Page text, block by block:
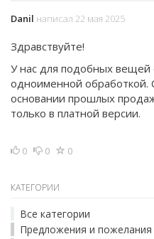
Danil написал 22 мая 2025
Здравствуйте!
У нас для подобных вещей
одноименной обработкой.
основании прошлых
только в платной версии.
0 0 0
КАТЕГОРИИ
Все категории
Предложения и пожелания